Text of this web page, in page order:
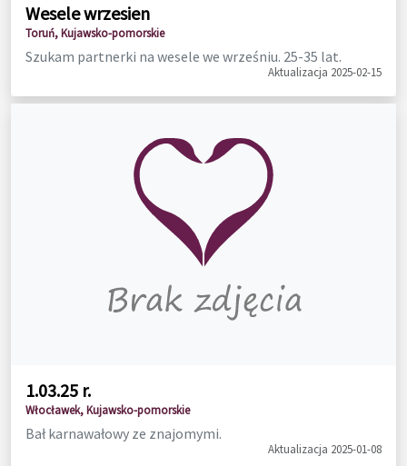
Wesele wrzesien
Toruń, Kujawsko-pomorskie
Szukam partnerki na wesele we wrześniu. 25-35 lat.
Aktualizacja 2025-02-15
1.03.25 r.
Włocławek, Kujawsko-pomorskie
Bał karnawałowy ze znajomymi.
Aktualizacja 2025-01-08